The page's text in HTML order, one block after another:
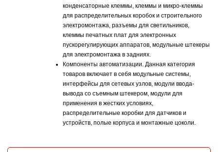
конденсаторные клеммы, клеммы и микро-клеммы
для распределительных коробок и строительного
электромонтажа, разъемы для светильников,
клеммы печатных плат для электронных
пускорегулирующих аппаратов, модульные штекеры
для электромонтажа в задниях.
Компоненты автоматизации. Данная категория
товаров включает в себя модульные системы,
интерфейсы для сетевых узлов, модули ввода-
вывода со съемным штекером, модули для
применения в жестких условиях,
распределительные коробки для датчиков и
устройств, полые корпуса и монтажные цоколи.